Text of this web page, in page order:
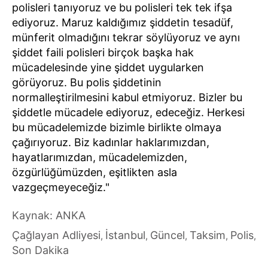
polisleri tanıyoruz ve bu polisleri tek tek ifşa
ediyoruz. Maruz kaldığımız şiddetin tesadüf,
münferit olmadığını tekrar söylüyoruz ve aynı
şiddet faili polisleri birçok başka hak
mücadelesinde yine şiddet uygularken
görüyoruz. Bu polis şiddetinin
normalleştirilmesini kabul etmiyoruz. Bizler bu
şiddetle mücadele ediyoruz, edeceğiz. Herkesi
bu mücadelemizde bizimle birlikte olmaya
çağırıyoruz. Biz kadınlar haklarımızdan,
hayatlarımızdan, mücadelemizden,
özgürlüğümüzden, eşitlikten asla
vazgeçmeyeceğiz."
Kaynak: ANKA
Çağlayan Adliyesi, İstanbul, Güncel, Taksim, Polis,
Son Dakika